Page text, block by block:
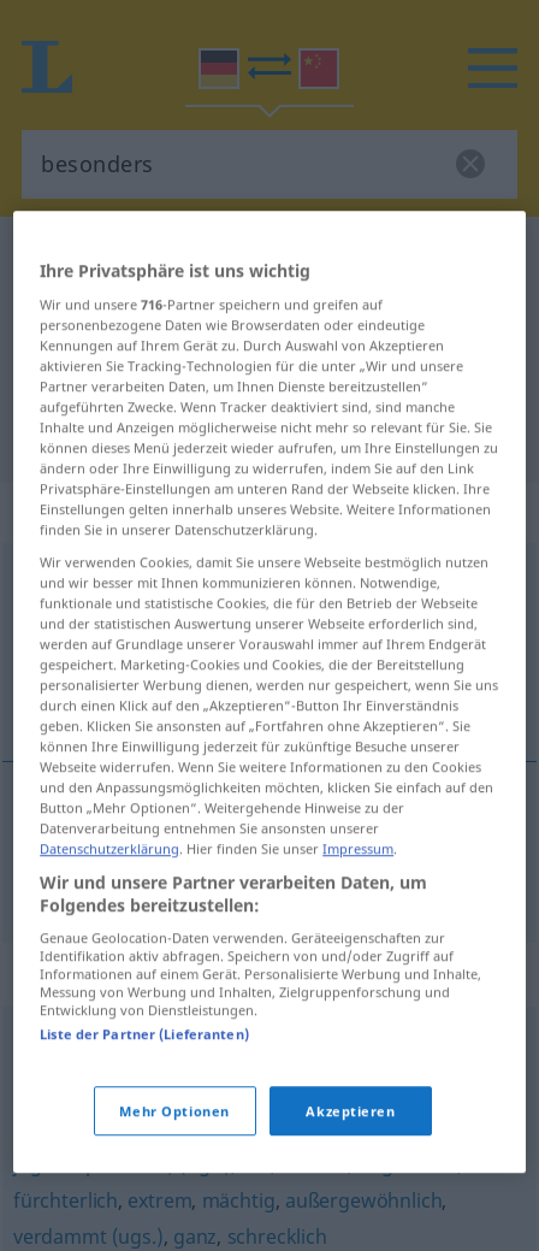
Deutsch-Chinesisch Übersetzung
für "besonders"
"besonders" Chinesisch
Übersetzung
„besonders“
besonders
Übersicht aller Übersetzungen
(Für mehr Details die Übersetzung anklicken/antippen)
特别, 尤其是
特别[tèbié] besonders
尤其是 [yóuqíshì] besonderssehr
Synonyme für "besonders"
außerordentlich,furchtbar (ugs.),sündhaft,brennend
sehr (Gradadverb vor Adjektiven)
voll (noch eher
jugendsprachlich) (ugs.)
fürchterlich, extrem, mächtig, außergewöhnlich,
verdammt (ugs.), ganz, schrecklich
Ihre Privatsphäre ist uns wichtig
Wir und unsere716-Partner speichern und greifen auf
personenbezogene Daten wie Browserdaten oder eindeutige
Kennungen auf Ihrem Gerät zu. Durch Auswahl von Akzeptieren
aktivieren Sie Tracking-Technologien für die unter „Wir und unsere
Partner verarbeiten Daten, um Ihnen Dienste bereitzustellen“
aufgeführten Zwecke. Wenn Tracker deaktiviert sind, sind manche
Inhalte und Anzeigen möglicherweise nicht mehr so relevant für Sie. Sie
können dieses Menü jederzeit wieder aufrufen, um Ihre Einstellungen zu
ändern oder Ihre Einwilligung zu widerrufen, indem Sie auf den Link
Privatsphäre-Einstellungen am unteren Rand der Webseite klicken. Ihre
Einstellungen gelten innerhalb unseres Website. Weitere Informationen
finden Sie in unserer Datenschutzerklärung.
Wir verwenden Cookies, damit Sie unsere Webseite bestmöglich nutzen
und wir besser mit Ihnen kommunizieren können. Notwendige,
funktionale und statistische Cookies, die für den Betrieb der Webseite
und der statistischen Auswertung unserer Webseite erforderlich sind,
werden auf Grundlage unserer Vorauswahl immer auf Ihrem Endgerät
gespeichert. Marketing-Cookies und Cookies, die der Bereitstellung
personalisierter Werbung dienen, werden nur gespeichert, wenn Sie uns
durch einen Klick auf den „Akzeptieren“-Button Ihr Einverständnis
geben. Klicken Sie ansonsten auf „Fortfahren ohne Akzeptieren“. Sie
können Ihre Einwilligung jederzeit für zukünftige Besuche unserer
Webseite widerrufen. Wenn Sie weitere Informationen zu den Cookies
und den Anpassungsmöglichkeiten möchten, klicken Sie einfach auf den
Button „Mehr Optionen“. Weitergehende Hinweise zu der
Datenverarbeitung entnehmen Sie ansonsten unserer
Datenschutzerklärung. Hier finden Sie unserImpressum.
Wir und unsere Partner verarbeiten Daten, um
Folgendes bereitzustellen:
Genaue Geolocation-Daten verwenden. Geräteeigenschaften zur
Identifikation aktiv abfragen. Speichern von und/oder Zugriff auf
Informationen auf einem Gerät. Personalisierte Werbung und Inhalte,
Messung von Werbung und Inhalten, Zielgruppenforschung und
Entwicklung von Dienstleistungen.
Liste der Partner (Lieferanten)
Mehr Optionen Akzeptieren